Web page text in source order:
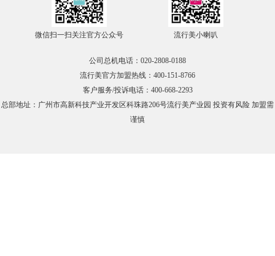
微信扫一扫关注官方公众号 流行美小喇叭
公司总机电话：020-2808-0188
流行美官方加盟热线：400-151-8766
客户服务/投诉电话：400-668-2293
总部地址：广州市高新科技产业开发区科珠路206号流行美产业园 投资有风险 加盟需
谨慎